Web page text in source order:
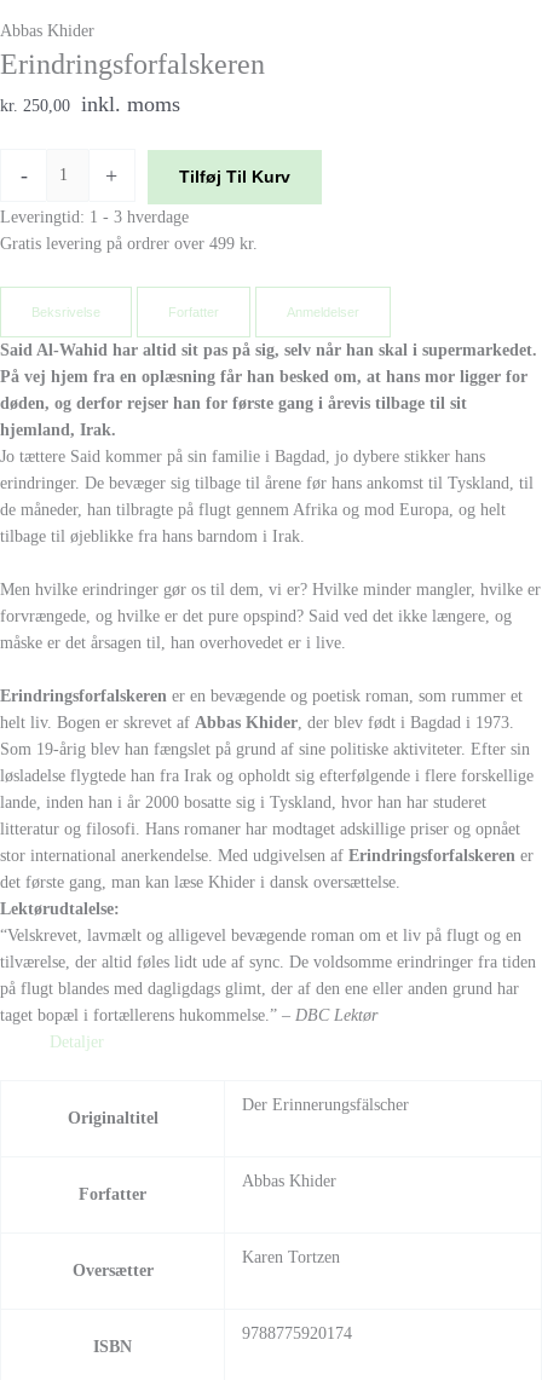
Abbas Khider
Erindringsforfalskeren
kr. 250,00 inkl. moms
- + Tilføj Til Kurv
Leveringtid: 1 - 3 hverdage
Gratis levering på ordrer over 499 kr.
Beksrivelse Forfatter Anmeldelser
Said Al-Wahid har altid sit pas på sig, selv når han skal i supermarkedet.
På vej hjem fra en oplæsning får han besked om, at hans mor ligger for
døden, og derfor rejser han for første gang i årevis tilbage til sit
hjemland, Irak.
Jo tættere Said kommer på sin familie i Bagdad, jo dybere stikker hans
erindringer. De bevæger sig tilbage til årene før hans ankomst til Tyskland, til
de måneder, han tilbragte på flugt gennem Afrika og mod Europa, og helt
tilbage til øjeblikke fra hans barndom i Irak.
Men hvilke erindringer gør os til dem, vi er? Hvilke minder mangler, hvilke er
forvrængede, og hvilke er det pure opspind? Said ved det ikke længere, og
måske er det årsagen til, han overhovedet er i live.
Erindringsforfalskeren er en bevægende og poetisk roman, som rummer et
helt liv. Bogen er skrevet af Abbas Khider , der blev født i Bagdad i 1973.
Som 19-årig blev han fængslet på grund af sine politiske aktiviteter. Efter sin
løsladelse flygtede han fra Irak og opholdt sig efterfølgende i flere forskellige
lande, inden han i år 2000 bosatte sig i Tyskland, hvor han har studeret
litteratur og filosofi. Hans romaner har modtaget adskillige priser og opnået
stor international anerkendelse. Med udgivelsen af Erindringsforfalskeren er
det første gang, man kan læse Khider i dansk oversættelse.
Lektørudtalelse:
“Velskrevet, lavmælt og alligevel bevægende roman om et liv på flugt og en
tilværelse, der altid føles lidt ude af sync. De voldsomme erindringer fra tiden
på flugt blandes med dagligdags glimt, der af den ene eller anden grund har
taget bopæl i fortællerens hukommelse.” – DBC Lektør
Detaljer
Originaltitel
Der Erinnerungsfälscher
Forfatter
Abbas Khider
Oversætter
Karen Tortzen
ISBN
9788775920174